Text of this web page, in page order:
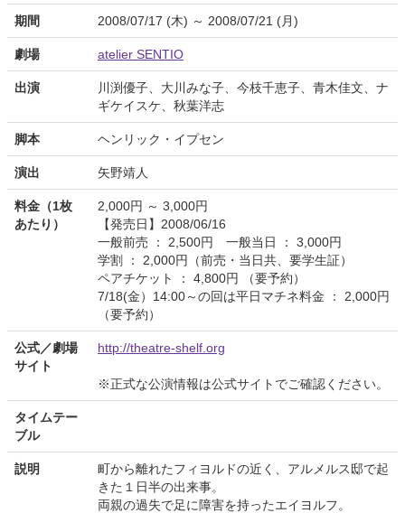
期間 2008/07/17 (木) ～ 2008/07/21 (月)
劇場 atelier SENTIO
出演
川渕優子、大川みな子、今枝千恵子、青木佳文、ナ
ギケイスケ、秋葉洋志
脚本 ヘンリック・イプセン
演出 矢野靖人
料金（1枚
あたり）
2,000円 ～ 3,000円
【発売日】2008/06/16
一般前売 ： 2,500円 一般当日 ： 3,000円
学割 ： 2,000円（前売・当日共、要学生証）
ペアチケット ： 4,800円 （要予約）
7/18(金）14:00～の回は平日マチネ料金 ： 2,000円
（要予約）
公式／劇場
サイト
http://theatre-shelf.org
※正式な公演情報は公式サイトでご確認ください。
タイムテー
ブル
説明
町から離れたフィヨルドの近く、アルメルス邸で起
きた１日半の出来事。
両親の過失で足に障害を持ったエイヨルフ。